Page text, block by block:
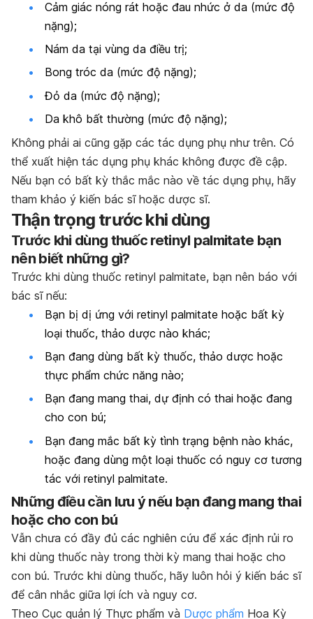
Cảm giác nóng rát hoặc đau nhức ở da (mức độ
nặng);
Nám da tại vùng da điều trị;
Bong tróc da (mức độ nặng);
Đỏ da (mức độ nặng);
Da khô bất thường (mức độ nặng);
Không phải ai cũng gặp các tác dụng phụ như trên. Có
thể xuất hiện tác dụng phụ khác không được đề cập.
Nếu bạn có bất kỳ thắc mắc nào về tác dụng phụ, hãy
tham khảo ý kiến bác sĩ hoặc dược sĩ.
Thận trọng trước khi dùng
Trước khi dùng thuốc retinyl palmitate bạn
nên biết những gì?
Trước khi dùng thuốc retinyl palmitate, bạn nên báo với
bác sĩ nếu:
Bạn bị dị ứng với retinyl palmitate hoặc bất kỳ
loại thuốc, thảo dược nào khác;
Bạn đang dùng bất kỳ thuốc, thảo dược hoặc
thực phẩm chức năng nào;
Bạn đang mang thai, dự định có thai hoặc đang
cho con bú;
Bạn đang mắc bất kỳ tình trạng bệnh nào khác,
hoặc đang dùng một loại thuốc có nguy cơ tương
tác với retinyl palmitate.
Những điều cần lưu ý nếu bạn đang mang thai
hoặc cho con bú
Vẫn chưa có đầy đủ các nghiên cứu để xác định rủi ro
khi dùng thuốc này trong thời kỳ mang thai hoặc cho
con bú. Trước khi dùng thuốc, hãy luôn hỏi ý kiến bác sĩ
để cân nhắc giữa lợi ích và nguy cơ.
Theo Cục quản lý Thực phẩm và Dược phẩm Hoa Kỳ